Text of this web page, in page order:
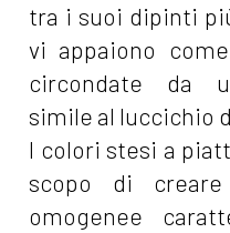
tra i suoi dipinti
vi appaiono
circondate da
simile al luccichio
I colori stesi a
scopo di
omogenee